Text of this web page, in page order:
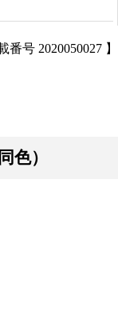
番号 2020050027 】
）